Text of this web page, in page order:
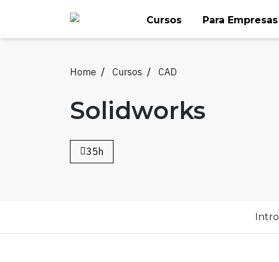
content
Cursos Para Empresas
Home Cursos CAD
Solidworks
35h
Intro